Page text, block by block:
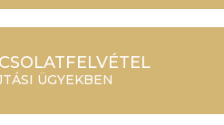
ÜGYEKBEN